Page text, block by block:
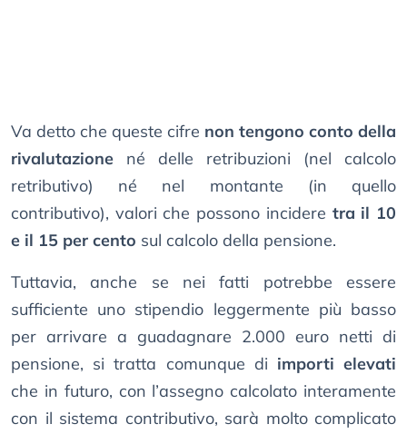
Va detto che queste cifre non tengono conto della
rivalutazione né delle retribuzioni (nel calcolo
retributivo) né nel montante (in quello
contributivo), valori che possono incidere tra il 10
e il 15 per cento sul calcolo della pensione.
Tuttavia, anche se nei fatti potrebbe essere
sufficiente uno stipendio leggermente più basso
per arrivare a guadagnare 2.000 euro netti di
pensione, si tratta comunque di importi elevati
che in futuro, con l’assegno calcolato interamente
con il sistema contributivo, sarà molto complicato